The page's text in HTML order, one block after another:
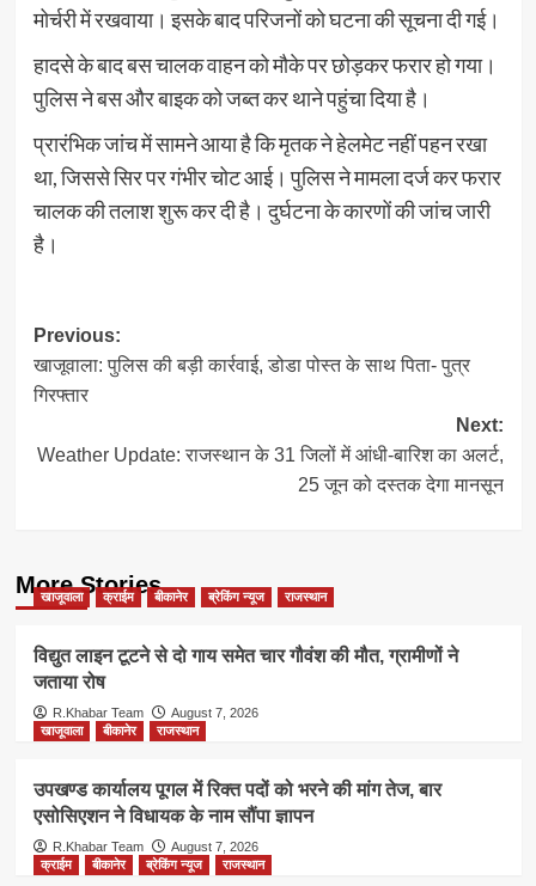
मोर्चरी में रखवाया। इसके बाद परिजनों को घटना की सूचना दी गई।
हादसे के बाद बस चालक वाहन को मौके पर छोड़कर फरार हो गया।
पुलिस ने बस और बाइक को जब्त कर थाने पहुंचा दिया है।
प्रारंभिक जांच में सामने आया है कि मृतक ने हेलमेट नहीं पहन रखा
था, जिससे सिर पर गंभीर चोट आई। पुलिस ने मामला दर्ज कर फरार
चालक की तलाश शुरू कर दी है। दुर्घटना के कारणों की जांच जारी
है।
Post
navigation
Previous:
खाजूवाला: पुलिस की बड़ी कार्रवाई, डोडा पोस्त के साथ पिता- पुत्र
गिरफ्तार
Next:
Weather Update: राजस्थान के 31 जिलों में आंधी-बारिश का अलर्ट,
25 जून को दस्तक देगा मानसून
More Stories
खाजूवाला क्राईम बीकानेर ब्रेकिंग न्यूज राजस्थान
विद्युत लाइन टूटने से दो गाय समेत चार गौवंश की मौत, ग्रामीणों ने
जताया रोष
R.Khabar Team
August 7, 2026
खाजूवाला
बीकानेर राजस्थान
उपखण्ड कार्यालय पूगल में रिक्त पदों को भरने की मांग तेज, बार
एसोसिएशन ने विधायक के नाम सौंपा ज्ञापन
R.Khabar Team
August 7, 2026
क्राईम
बीकानेर ब्रेकिंग न्यूज राजस्थान